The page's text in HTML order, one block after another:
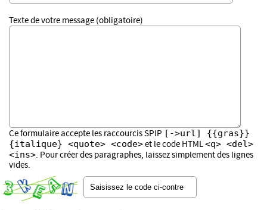
Texte de votre message (obligatoire)
Ce formulaire accepte les raccourcis SPIP [->url] {{gras}}
{italique} <quote> <code>et le code HTML<q> <del>
<ins>. Pour créer des paragraphes, laissez simplement des lignes
vides.